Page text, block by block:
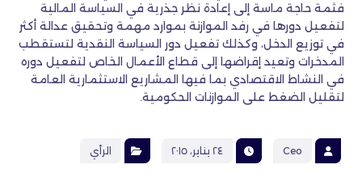
فثمة حاجة ماسة إلى إعادة نظر جذرية في السياسة المالية
لتفعيل دورها في رفد الموازنة بموارد مهمة وتحقيق عدالة أكثر
في توزيع الدخل، وكذلك تفعيل دور السياسة النقدية لتستقطب
المدخرات وتعيد إقراضها إلى قطاع الأعمال الخاص لتفعيل دوره
في النشاط الاقتصادي بما فيها المشاريع الاستثمارية العامة
لتقليل الضغط على الموازنات الحكومية.
Ceo ٢٤ يناير، ٢٠١٥ الرأي